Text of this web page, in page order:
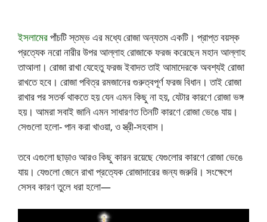
ইসলামেরপাঁচটি স্তম্ভ এর মধ্যে রোজা অন্যতম একটি। প্রাপ্ত বয়স্ক
প্রত্যেক নরো নারীর উপর আল্লাহ রোজাকে ফরজ করেছেন মহান আল্লাহ
তাআলা। রোজা রাখা যেহেতু ফরজ ইবাদত তাই আমাদেরকে অবশ্যই রোজা
রাখতে হবে। রোজা পবিত্র রমজানের গুরুত্বপূর্ণ ফরজ বিধান। তাই রোজা
রাখার পর সতর্ক থাকতে হয় যেন এমন কিছু না হয়, যেটার কারণে রোজা ভঙ্গ
হয়। আমরা সবাই জানি এমন সাধারণত তিনটি কারণে রোজা ভেঙে যায়।
সেগুলো হলো- পান করা খাওয়া, ও স্ত্রী-সহবাস।
তবে এগুলো ছাড়াও আরও কিছু কারন রয়েছে যেগুলোর কারণে রোজা ভেঙে
যায়। যেগুলো জেনে রাখা প্রত্যেক রোজাদারের জন্য জরুরি। সংক্ষেপে
সেসব কারণ তুলে ধরা হলো—